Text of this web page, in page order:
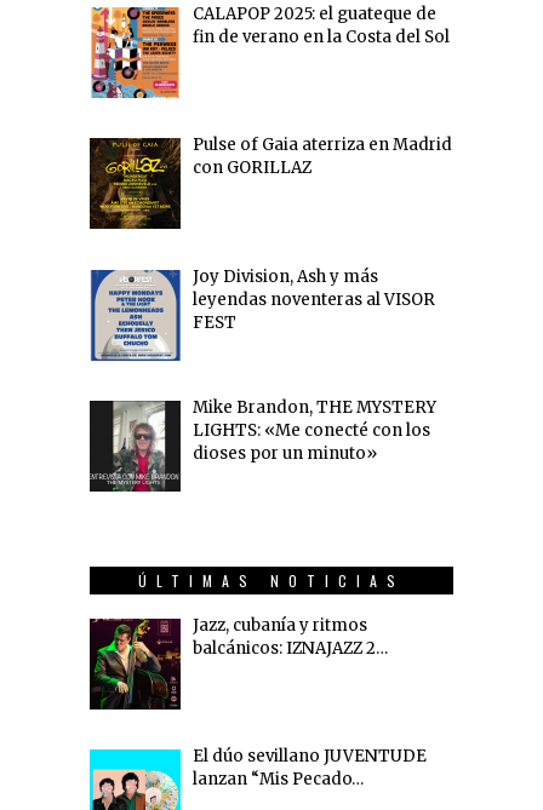
CALAPOP 2025: el guateque de
fin de verano en la Costa del Sol
Pulse of Gaia aterriza en Madrid
con GORILLAZ
Joy Division, Ash y más
leyendas noventeras al VISOR
FEST
Mike Brandon, THE MYSTERY
LIGHTS: «Me conecté con los
dioses por un minuto»
ÚLTIMAS NOTICIAS
Jazz, cubanía y ritmos
balcánicos: IZNAJAZZ 2…
El dúo sevillano JUVENTUDE
lanzan “Mis Pecado…